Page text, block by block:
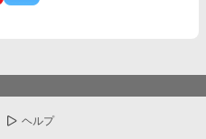
ヘルプ